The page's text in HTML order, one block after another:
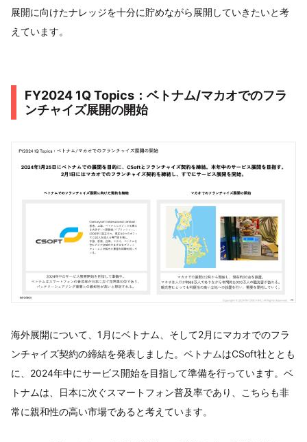
展開に向けたナレッジを十分に貯めながら展開していきたいと考
えています。
FY2024 1Q Topics：ベトナム/マカオでのフラ
ンチャイズ展開の開始
海外展開について、1月にベトナム、そして2月にマカオでのフラ
ンチャイズ契約の締結を発表しました。ベトナムはCSoft社ととも
に、2024年中にサービス開始を目指して準備を行っています。ベ
トナムは、日本に次ぐスマートフォン普及率であり、こちらも非
常に親和性の高い市場であると考えています。